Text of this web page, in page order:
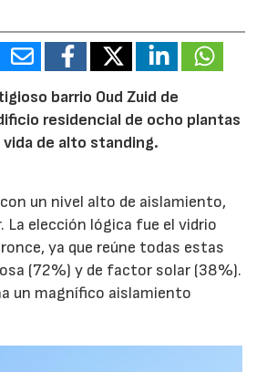
barrio Oud Zuid de
residencial de ocho plantas
vida de alto standing.
un nivel alto de aislamiento,
elección lógica fue el vidrio
ya que reúne todas estas
(72%) y de factor solar (38%).
un magnífico aislamiento